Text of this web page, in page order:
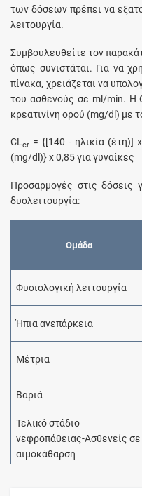
των δόσεων πρέπει να
λειτουργία.
Συμβουλευθείτε τον
όπως συνιστάται. Για να
πίνακα, χρειάζεται να
του ασθενούς σε ml/min. H
κρεατινίνη ορού (mg/dl) με
CLcr = {[140 - ηλικία (έτη)]
(mg/dl)} x 0,85 για γυναίκες
Προσαρμογές στις δόσεις
δυσλειτουργία:
Ομάδα
Φυσιολογική λειτουργία
Ήπια ανεπάρκεια
Μέτρια
Βαριά
Τελικό στάδιο
νεφροπάθειας-Ασθενείς σε
αιμοκάθαρση